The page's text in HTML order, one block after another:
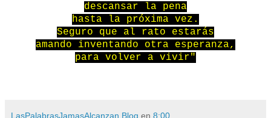
descansar la pena
hasta la próxima vez.
Seguro que al rato estarás
amando inventando otra esperanza,
para volver a vivir"
LasPalabrasJamasAlcanzan Blog en 8:00